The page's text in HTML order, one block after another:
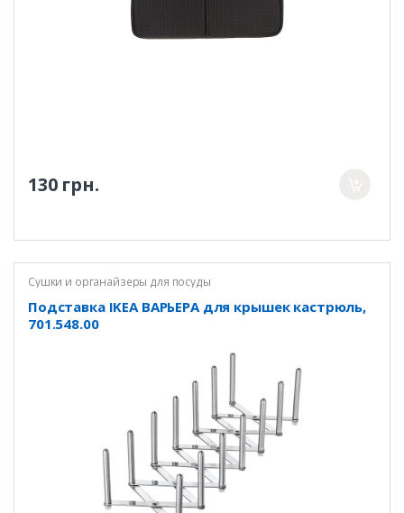
130 грн.
Сушки и органайзеры для посуды
Подставка IKEA ВАРЬЕРА для крышек кастрюль,
701.548.00